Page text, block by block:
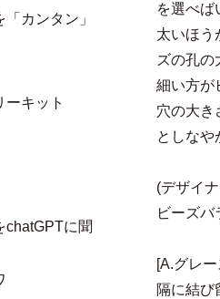
を選べば
太いほう
ズの孔の
細い方が
穴の大き
としなや
(デザイ
ビーズバ
[A.グレ
隔に結び
カンタン」
ーキット
chatGPTに聞